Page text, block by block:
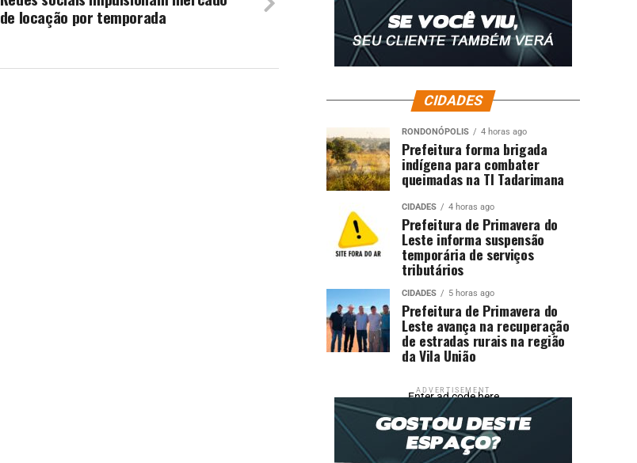
de locação por temporada
CIDADES
RONDONÓPOLIS 4 horas ago
Prefeitura forma brigada
indígena para combater
queimadas na TI Tadarimana
CIDADES 4 horas ago
Prefeitura de Primavera do
Leste informa suspensão
temporária de serviços
tributários
CIDADES 5 horas ago
Prefeitura de Primavera do
Leste avança na recuperação
de estradas rurais na região
da Vila União
ADVERTISEMENT
Enter ad code here